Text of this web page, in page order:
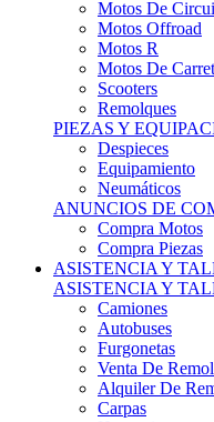
Motos R
Motos De
Scooters
Remolques
PIEZAS Y
Despieces
Equipamiento
Neumáticos
ANUNCIOS DE
Compra Motos
Compra Piezas
ASISTENCIA Y
ASISTENCIA Y
Camiones
Autobuses
Furgonetas
Venta De
Alquiler De
Carpas
Herramientas